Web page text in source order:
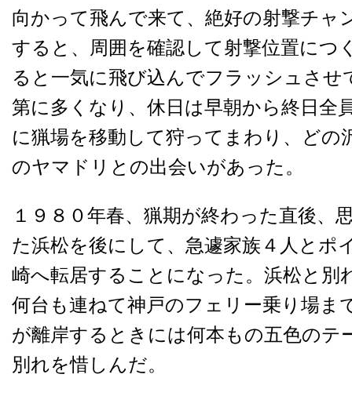
向かって飛んで来て、絶好の射撃チャ
すると、周囲を確認して射撃位置につ
ると一気に飛び込んでフラッシュさせ
第に多くなり、休日は早朝から終日全
に猟場を移動して狩ってまわり、どの
のヤマドリとの出会いがあった。
１９８０年春、猟期が終わった直後、
た浜松を後にして、急遽家族４人とポ
崎へ転居することになった。浜松と別
何台も連ねて神戸のフェリー乗り場ま
が離岸するときには何本もの五色のテ
別れを惜しんだ。